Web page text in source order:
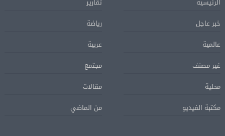
خبر عاجل
رياضة
عالمية
عربية
غير مصنف
مجتمع
محلية
مقالات
مكتبة الفيديو
من الماضي